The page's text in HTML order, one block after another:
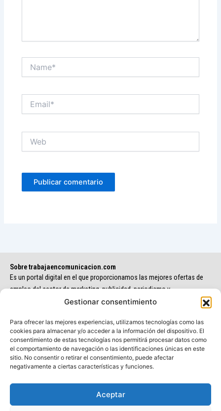
Gestionar consentimiento
Para ofrecer las mejores experiencias, utilizamos tecnologías como las
cookies para almacenar y/o acceder a la información del dispositivo. El
consentimiento de estas tecnologías nos permitirá procesar datos como
el comportamiento de navegación o las identificaciones únicas en este
sitio. No consentir o retirar el consentimiento, puede afectar
negativamente a ciertas características y funciones.
Aceptar
Sobre trabajaencomunicacion.com
Es un portal digital en el que proporcionamos las mejores ofertas de
empleo del sector de marketing, publicidad, periodismo y
F
I
L
i
T
Y